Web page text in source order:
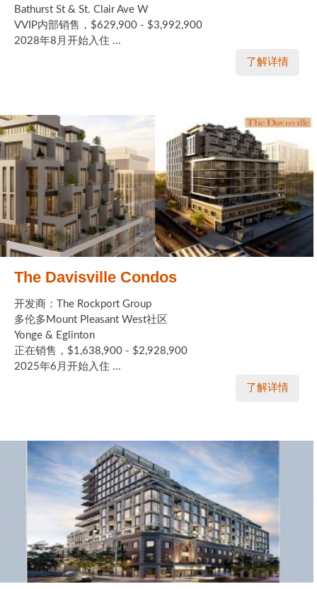
Bathurst St & St. Clair Ave W
VVIP内部销售，$629,900 - $3,992,900
2028年8月开始入住 ...
了解详情
The Davisville Condos
开发商：The Rockport Group
多伦多Mount Pleasant West社区
Yonge & Eglinton
正在销售，$1,638,900 - $2,928,900
2025年6月开始入住 ...
了解详情